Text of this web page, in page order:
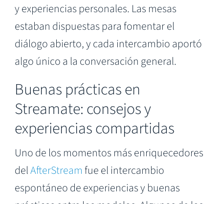
y experiencias personales. Las mesas
estaban dispuestas para fomentar el
diálogo abierto, y cada intercambio aportó
algo único a la conversación general.
Buenas prácticas en
Streamate: consejos y
experiencias compartidas
Uno de los momentos más enriquecedores
delAfterStreamfue el intercambio
espontáneo de experiencias y buenas